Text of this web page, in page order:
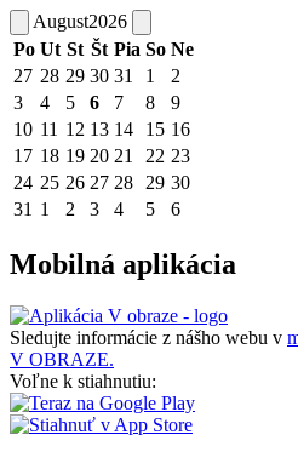
August2026
Po Ut St Št Pia So Ne
27 28 29 30 31 1
2
3
4 5 6 7 8
9
10 11 12 13 14 15 16
17 18 19 20 21 22 23
24 25 26 27 28 29 30
31 1 2 3 4 5 6
Mobilná aplikácia
Sledujte informácie z nášho webu v
V OBRAZE.
Voľne k stiahnutiu: